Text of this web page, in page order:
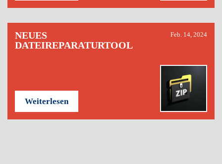
NEUES
DATEIREPARATURTOOL
Feb. 14, 2024
Weiterlesen